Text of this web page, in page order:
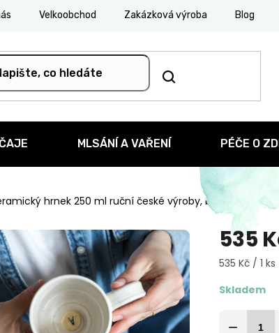
Velkoobchod Zakázková výroba Blog
MLSÁNÍ A VAŘENÍ PÉČE O
hrnek 250 ml ruční české výroby, bílý
535
Měrná
535 Kč / 1 ks
Skladem